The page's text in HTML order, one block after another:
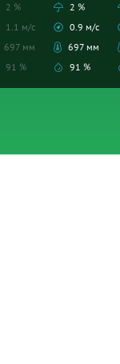
2 %
1.1 м/с
697 мм
91 %
2 %
0.9 м/с
697 мм
91 %